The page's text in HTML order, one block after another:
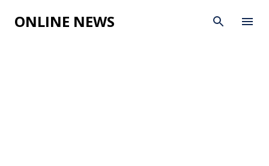
Skip to main content
ONLINE NEWS